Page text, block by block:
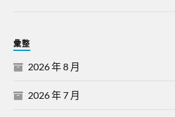
彙整
2026 年 8 月
2026 年 7 月